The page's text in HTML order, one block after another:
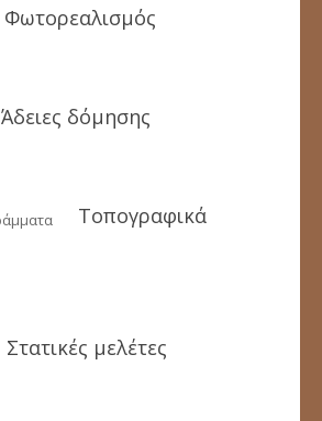
Φωτορεαλισμός
Άδειες δόμησης
Τοπογραφικά
Στατικές μελέτες